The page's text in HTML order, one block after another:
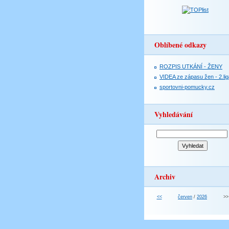
Oblíbené odkazy
ROZPIS UTKÁNÍ - ŽENY
VIDEA ze zápasu žen -
sportovni-pomucky.cz
Vyhledávání
Archiv
<< červen / 2026 >>